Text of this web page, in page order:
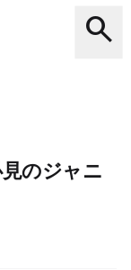
search
のジャニ